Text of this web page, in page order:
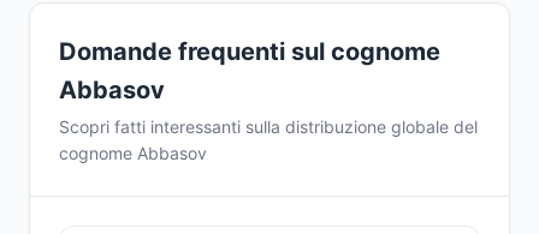
Domande frequenti sul cognome
Abbasov
Scopri fatti interessanti sulla distribuzione globale del
cognome Abbasov